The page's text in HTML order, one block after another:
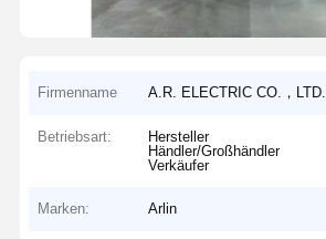
Firmenname A.R. ELECTRIC CO.，LTD.
Betriebsart:
Hersteller
Händler/Großhändler
Verkäufer
Marken: Arlin